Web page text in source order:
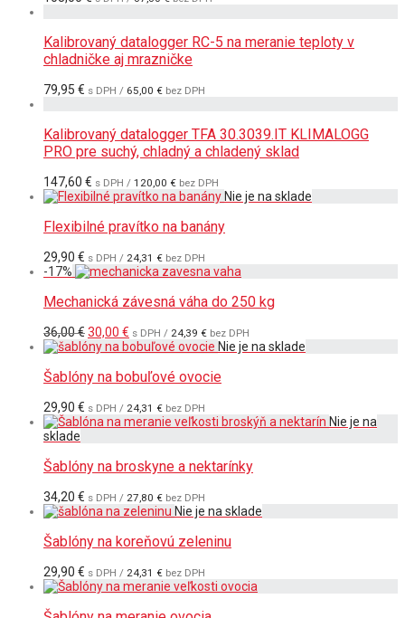
Kalibrovaný datalogger RC-5 na meranie teploty v
chladničke aj mrazničke
79,95 € s DPH / 65,00 € bez DPH
Kalibrovaný datalogger TFA 30.3039.IT KLIMALOGG
PRO pre suchý, chladný a chladený sklad
147,60 € s DPH / 120,00 € bez DPH
Flexibilné pravítko na banány
29,90 € s DPH / 24,31 € bez DPH
-17%
Mechanická závesná váha do 250 kg
36,00€Pôvodná
cena
36,00 €.
30,00 € Aktuálna
cena
30,00 €.
s DPH / 24,39 € bez DPH
Šablóny na bobuľové ovocie
29,90 € s DPH / 24,31 € bez DPH
Šablóny na broskyne a nektarínky
34,20 € s DPH / 27,80 € bez DPH
Šablóny na koreňovú zeleninu
29,90 € s DPH / 24,31 € bez DPH